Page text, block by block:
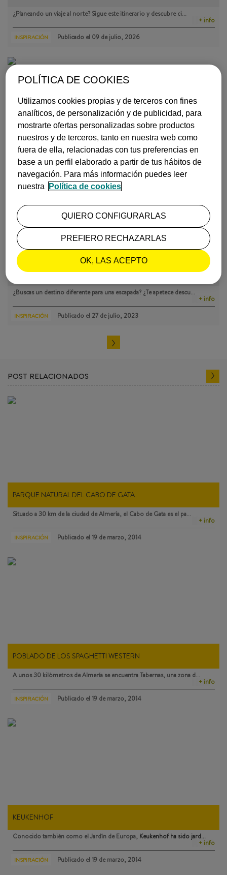
¿Planeando un viaje al norte? Sigue este itinerario y descubre ci…
+ info
INSPIRACIÓN Publicado el 09 de julio, 2026
LOS MEJORES PARQUES NATURALES DE EUROPA
De Reino Unido a Finlandia pasando por Islandia, Croacia, Italia …
+ info
INSPIRACIÓN Publicado el26 de septiembre, 2023
5 DESTINOS ORIGINALES PARA UN FIN DE SEMANA (MÁS A…
¿Buscas un destino diferente para una escapada? ¿Te apetece descu…
+ info
INSPIRACIÓN Publicado el 27 de julio, 2023
POST RELACIONADOS
PARQUE NATURAL DEL CABO DE GATA
Situado a 30 km de la ciudad de Almería, el Cabo de Gata es el pa…
+ info
INSPIRACIÓN Publicado el 19 de marzo, 2014
POBLADO DE LOS SPAGHETTI WESTERN
A unos 30 kilómetros de Almería se encuentra Tabernas, una zona d…
+ info
INSPIRACIÓN Publicado el 19 de marzo, 2014
KEUKENHOF
Conocido también como el Jardín de Europa, Keukenhofha sido jard…
+ info
INSPIRACIÓN Publicado el 19 de marzo, 2014
POLÍTICA DE COOKIES
Utilizamos cookies propias y de terceros con fines
analíticos, de personalización y de publicidad, para
mostrarte ofertas personalizadas sobre productos
nuestros y de terceros, tanto en nuestra web como
fuera de ella, relacionadas con tus preferencias en
base a un perfil elaborado a partir de tus hábitos de
navegación. Para más información puedes leer
nuestra
Política de cookies
PREFIERO RECHAZARLAS
OK, LAS ACEPTO
QUIERO CONFIGURARLAS